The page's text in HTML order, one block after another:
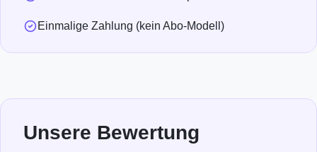
Einmalige Zahlung (kein Abo-Modell)
Unsere Bewertung